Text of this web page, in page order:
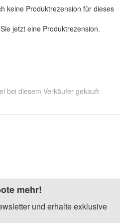
keine Produktrezension für dieses
jetzt eine Produktrezension.
bei diesem Verkäufer gekauft
mehr!
und erhalte exklusive